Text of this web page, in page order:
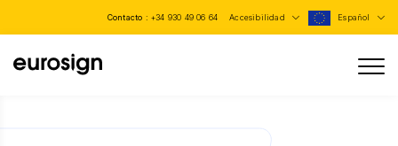
Contacto : +34 930 49 06 64 Accesibilidad Español